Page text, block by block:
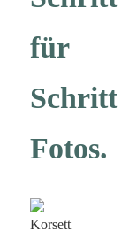
für
Schritt
Fotos.